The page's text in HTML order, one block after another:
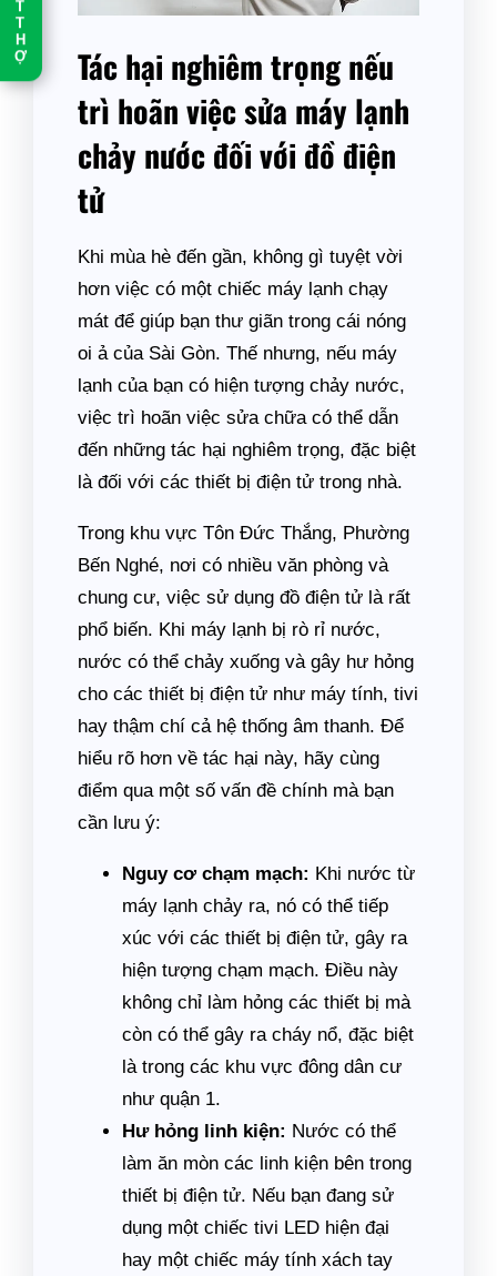
T
T
H
Ợ
Tác hại nghiêm trọng nếu
trì hoãn việc sửa máy lạnh
chảy nước đối với đồ điện
tử
Khi mùa hè đến gần, không gì tuyệt vời
hơn việc có một chiếc máy lạnh chạy
mát để giúp bạn thư giãn trong cái nóng
oi ả của Sài Gòn. Thế nhưng, nếu máy
lạnh của bạn có hiện tượng chảy nước,
việc trì hoãn việc sửa chữa có thể dẫn
đến những tác hại nghiêm trọng, đặc biệt
là đối với các thiết bị điện tử trong nhà.
Trong khu vực Tôn Đức Thắng, Phường
Bến Nghé, nơi có nhiều văn phòng và
chung cư, việc sử dụng đồ điện tử là rất
phổ biến. Khi máy lạnh bị rò rỉ nước,
nước có thể chảy xuống và gây hư hỏng
cho các thiết bị điện tử như máy tính, tivi
hay thậm chí cả hệ thống âm thanh. Để
hiểu rõ hơn về tác hại này, hãy cùng
điểm qua một số vấn đề chính mà bạn
cần lưu ý:
Nguy cơ chạm mạch: Khi nước từ
máy lạnh chảy ra, nó có thể tiếp
xúc với các thiết bị điện tử, gây ra
hiện tượng chạm mạch. Điều này
không chỉ làm hỏng các thiết bị mà
còn có thể gây ra cháy nổ, đặc biệt
là trong các khu vực đông dân cư
như quận 1.
Hư hỏng linh kiện: Nước có thể
làm ăn mòn các linh kiện bên trong
thiết bị điện tử. Nếu bạn đang sử
dụng một chiếc tivi LED hiện đại
hay một chiếc máy tính xách tay